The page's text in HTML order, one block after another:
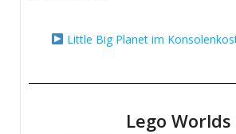
Little Big Planet im
Lego Worlds